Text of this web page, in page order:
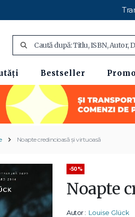
Bestseller
Noapte credincioasă și virtuoasă
-50%
Noapte
Autor : Louise Glück